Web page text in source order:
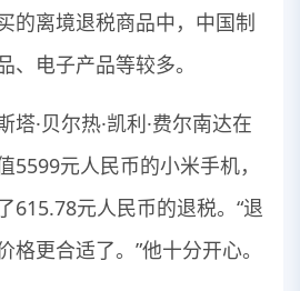
的离境退税商品中，中国制
、电子产品等较多。
·贝尔热·凯利·费尔南达在
5599元人民币的小米手机，
615.78元人民币的退税。“退
格更合适了。”他十分开心。